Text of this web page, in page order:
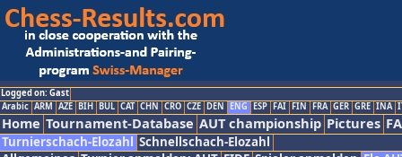
Logged on: Gast
Arabic ARM AZE BIH BUL CAT CHN CRO CZE DEN ENG ESP FAI FIN FRA GER GRE INA
Home Tournament-Database AUT championship Pictures
Turnierschach-Elozahl Schnellschach-Elozahl